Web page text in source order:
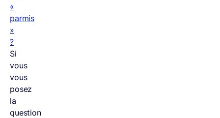
«
parmis
»
?
Si
vous
vous
posez
la
question